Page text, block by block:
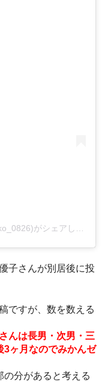
子さんが別居後に投
ですが、数を数える
んは長男・次男・三
3ヶ月なのでみかんゼ
分があると考える